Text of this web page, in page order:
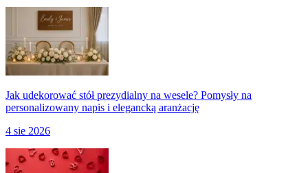
Jak udekorować stół prezydialny na wesele? Pomysły na
personalizowany napis i elegancką aranżację
4 sie 2026